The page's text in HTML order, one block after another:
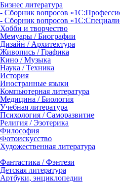
Бизнес литература
- Сборник вопросов
- Сборник вопросов
Хобби и творчество
Мемуары / Биографии
Дизайн / Архитектура
Живопись / Графика
Кино / Музыка
Наука / Техника
История
Иностранные языки
Компьютерная литература
Медицина / Биология
Учебная литература
Психология / Саморазвитие
Религия / Эзотерика
Философия
Фотоискусство
Художественная литература
Фантастика / Фэнтези
Детская литература
Артбуки, энциклопедии